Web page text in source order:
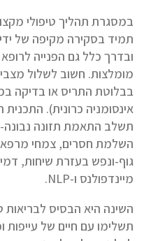
במסגרת תהליך טיפולי
תמיד בסקירה מקיפה של
ובדרך כלל גם הפנייה
מומלצות. חשוב לשלול
בבלוטת התריס או בדיקה
אינסומניה כרונית). התכנית
תשלב התאמת תזונה נבונה-
השלמת חסרים, צמחי מרפא
גוף-ונפש בעזרת שיחות,
מיינדפולנס ו-NLP.
השינה היא הבסיס לבריאות
תשלימו עם חיים של